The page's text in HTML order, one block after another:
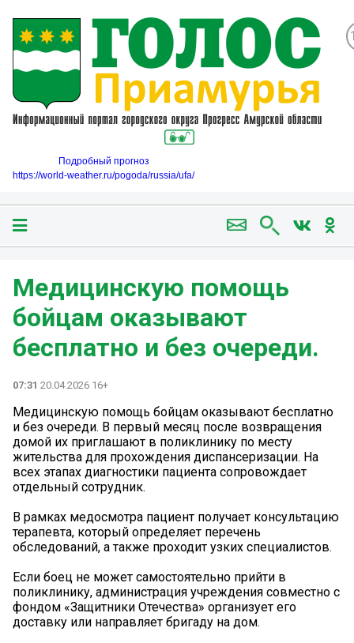
Подробный прогноз
https://world-weather.ru/pogoda/russia/ufa/
Медицинскую помощь
бойцам оказывают
бесплатно и без очереди.
07:31 20.04.2026 16+
Медицинскую помощь бойцам оказывают бесплатно
и без очереди. В первый месяц после возвращения
домой их приглашают в поликлинику по месту
жительства для прохождения диспансеризации. На
всех этапах диагностики пациента сопровождает
отдельный сотрудник.
В рамках медосмотра пациент получает консультацию
терапевта, который определяет перечень
обследований, а также проходит узких специалистов.
Если боец не может самостоятельно прийти в
поликлинику, администрация учреждения совместно с
фондом «Защитники Отечества» организует его
доставку или направляет бригаду на дом.